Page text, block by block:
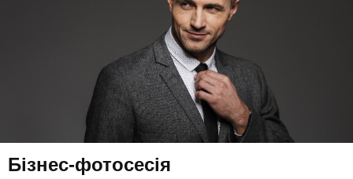
Бізнес-фотосесія